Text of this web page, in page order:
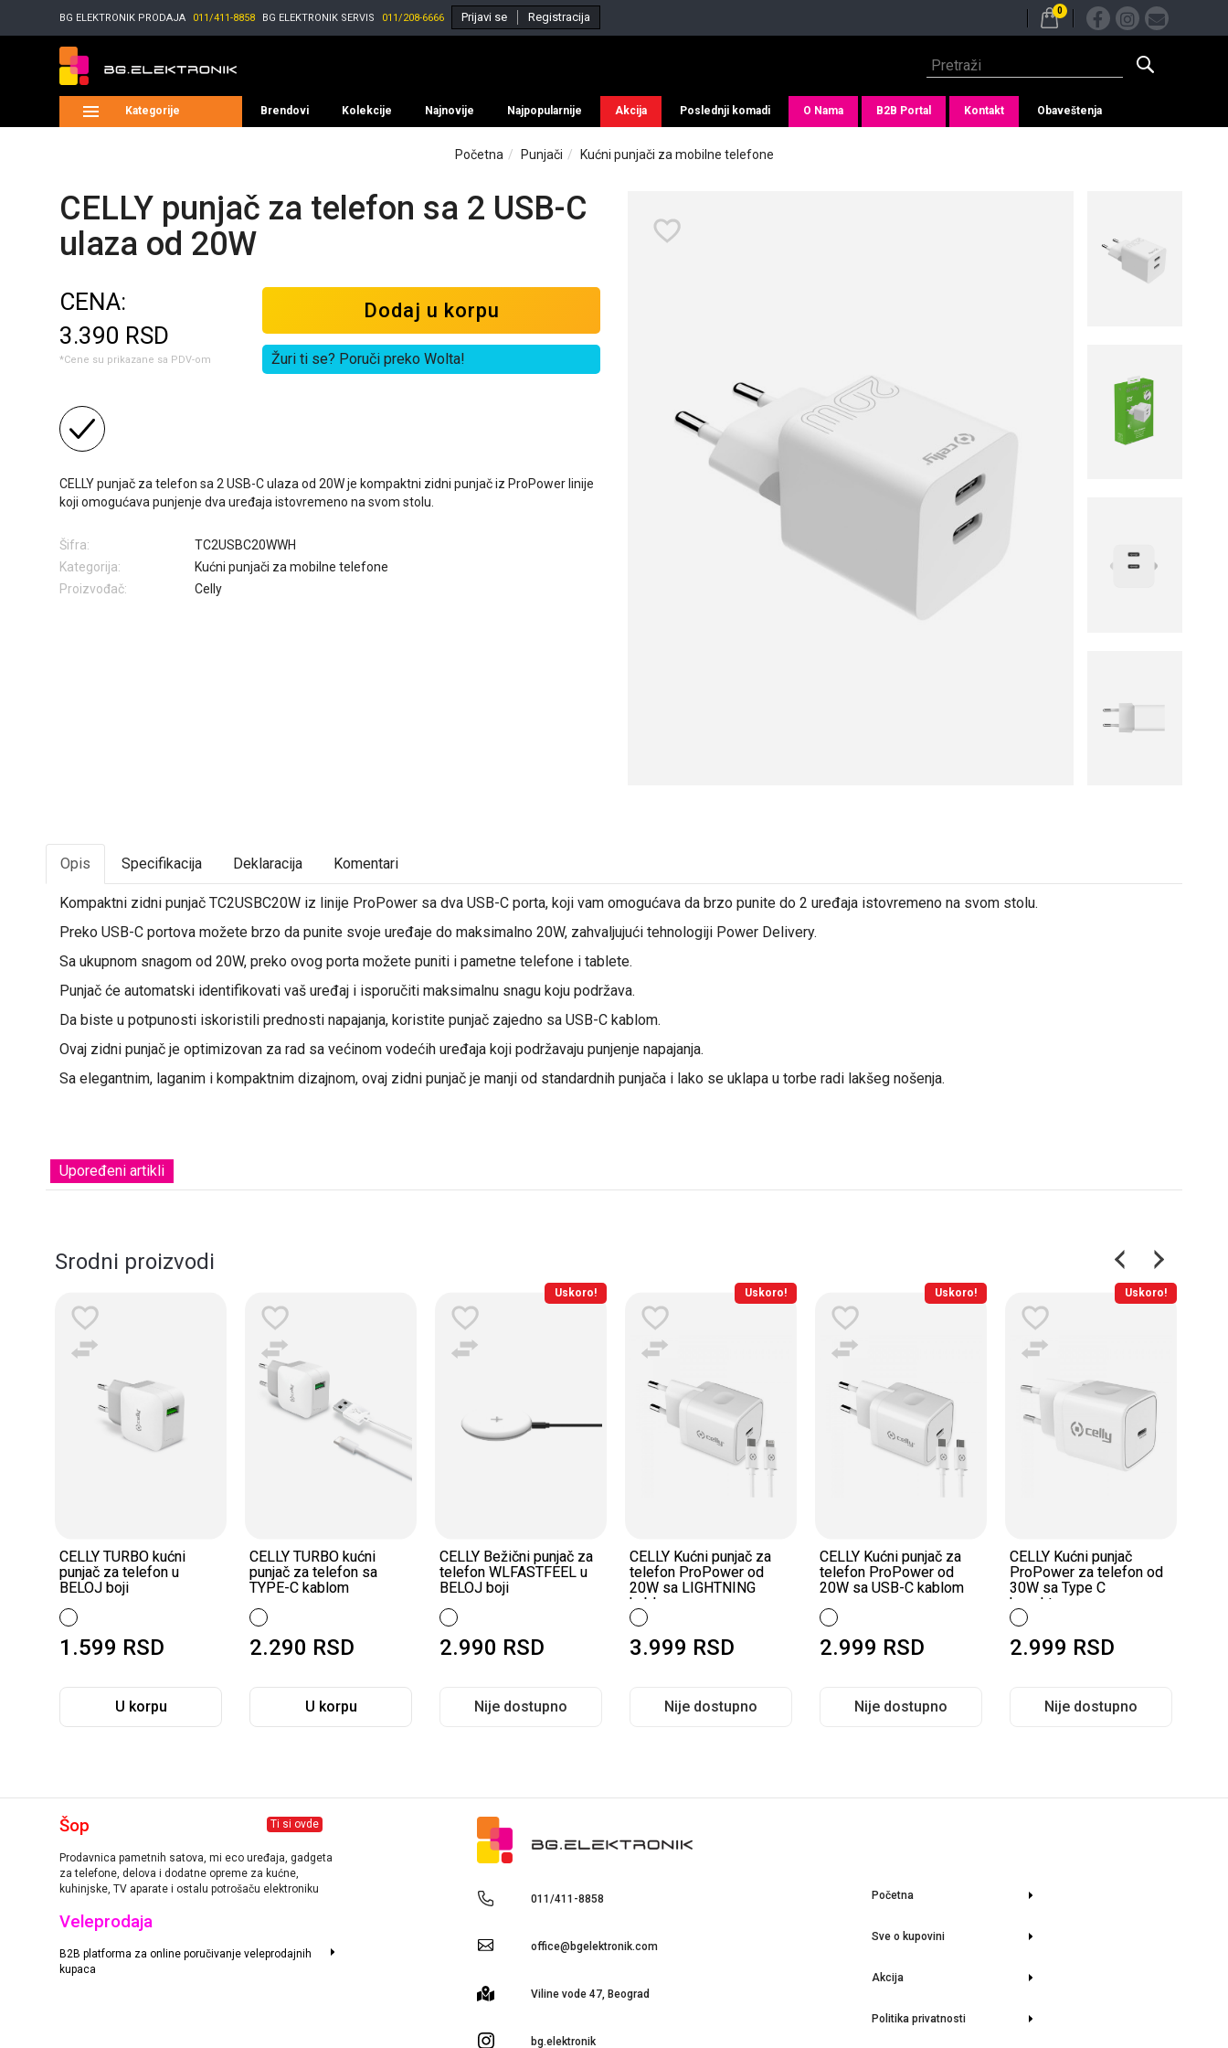
BG ELEKTRONIK PRODAJA 011/411-8858 BG ELEKTRONIK SERVIS 011/208-6666 Prijavi se Registracija 0
Kategorije Brendovi Kolekcije Najnovije Najpopularnije Akcija Poslednji komadi O Nama B2B Portal Kontakt Obaveštenja
Početna Punjači Kućni punjači za mobilne telefone
CELLY punjač za telefon sa 2 USB-C
ulaza od 20W
CENA:
3.390 RSD
*Cene su prikazane sa PDV-om
Dodaj u korpu
Žuri ti se? Poruči preko Wolta!
CELLY punjač za telefon sa 2 USB-C ulaza od 20W je kompaktni zidni punjač iz ProPower linije
koji omogućava punjenje dva uređaja istovremeno na svom stolu.
Šifra:
TC2USBC20WWH
Kategorija:
Kućni punjači za mobilne telefone
Proizvođač:
Celly
Opis Specifikacija Deklaracija Komentari
Kompaktni zidni punjač TC2USBC20W iz linije ProPower sa dva USB-C porta, koji vam omogućava da brzo punite do 2 uređaja istovremeno na svom stolu.
Preko USB-C portova možete brzo da punite svoje uređaje do maksimalno 20W, zahvaljujući tehnologiji Power Delivery.
Sa ukupnom snagom od 20W, preko ovog porta možete puniti i pametne telefone i tablete.
Punjač će automatski identifikovati vaš uređaj i isporučiti maksimalnu snagu koju podržava.
Da biste u potpunosti iskoristili prednosti napajanja, koristite punjač zajedno sa USB-C kablom.
Ovaj zidni punjač je optimizovan za rad sa većinom vodećih uređaja koji podržavaju punjenje napajanja.
Sa elegantnim, laganim i kompaktnim dizajnom, ovaj zidni punjač je manji od standardnih punjača i lako se uklapa u torbe radi lakšeg nošenja.
Upoređeni artikli
Srodni proizvodi
kućni
telefon u
CELLY TURBO kućni
punjač za telefon sa
2.290
CELLY Bežični punjač za
telefon WLFASTFEEL u
BELOJ boji
2.990
CELLY Kućni punjač za
telefon ProPower od
20W sa LIGHTNING
3.999
Nije dostupno
CELLY Kućni punjač za
telefon ProPower od
20W sa USB-C kablom
2.999
Nije dostupno
CELLY Kućni punjač
ProPower za telefon od
30W sa Type C
2.999
Nije dostupno
CELLY Kućni punjač
telefon ProPower od
20W sa dva USB
2.999
Nije dostupno
Ti si ovde
Šop
Prodavnica pametnih satova, mi eco uređaja, gadgeta
za telefone, delova i dodatne opreme za kućne,
kuhinjske, TV aparate i ostalu potrošaču elektroniku
Veleprodaja
B2B platforma za online poručivanje veleprodajnih
kupaca
011/411-8858
office@bgelektronik.com
Viline vode 47, Beograd
bg.elektronik
Početna
Sve o kupovini
Akcija
Politika privatnosti